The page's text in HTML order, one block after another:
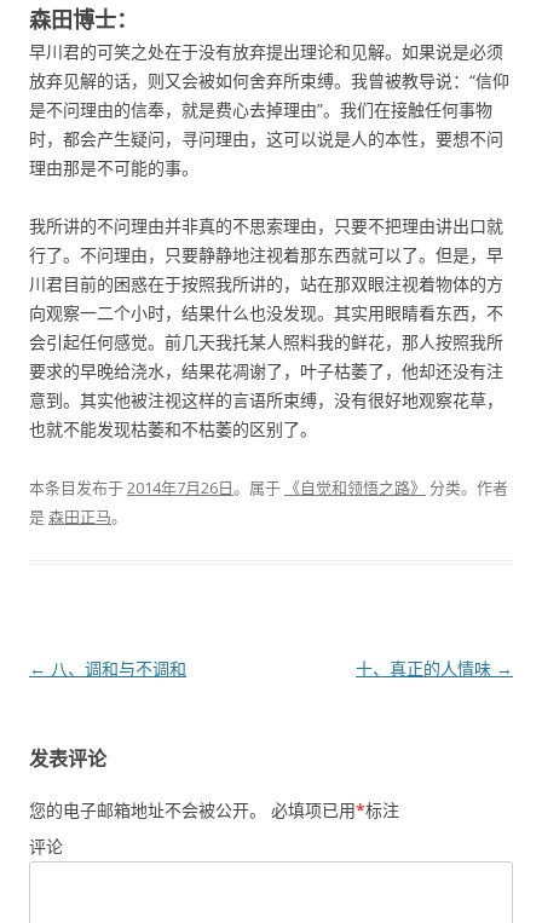
森田博士：
早川君的可笑之处在于没有放弃提出理论和见解。如果说是必须
放弃见解的话，则又会被如何舍弃所束缚。我曾被教导说：“信仰
是不问理由的信奉，就是费心去掉理由”。我们在接触任何事物
时，都会产生疑问，寻问理由，这可以说是人的本性，要想不问
理由那是不可能的事。
我所讲的不问理由并非真的不思索理由，只要不把理由讲出口就
行了。不问理由，只要静静地注视着那东西就可以了。但是，早
川君目前的困惑在于按照我所讲的，站在那双眼注视着物体的方
向观察一二个小时，结果什么也没发现。其实用眼睛看东西，不
会引起任何感觉。前几天我托某人照料我的鲜花，那人按照我所
要求的早晚给浇水，结果花凋谢了，叶子枯萎了，他却还没有注
意到。其实他被注视这样的言语所束缚，没有很好地观察花草，
也就不能发现枯萎和不枯萎的区别了。
本条目发布于2014年7月26日。属于 《自觉和领悟之路》 分类。 作者
是森田正马。
文章导航
← 八、调和与不调和 十、真正的人情味 →
发表评论
您的电子邮箱地址不会被公开。 必填项已用*标注
评论